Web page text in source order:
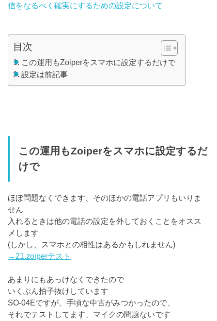
信をなるべく確実にするための設定について
目次
この運用もZoiperをスマホに設定するだけで
設定は前記事
この運用もZoiperをスマホに設定するだ
けで
ほぼ問題なくできます、そのほかの電話アプリもいりま
せん
入れるときは他の電話の設定を外しておくことをオスス
メします
(しかし、スマホとの相性はあるかもしれません)
→21.zoiperテスト
あまりにもあっけなくできたので
いくぶん拍子抜けしています
SO-04Eですが、手頃な中古がみつかったので、
それでテストしてます、マイクの問題ないです